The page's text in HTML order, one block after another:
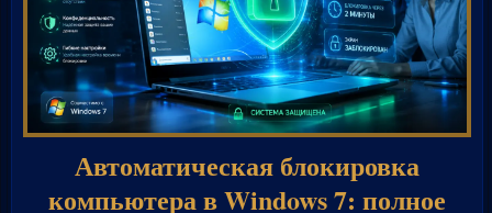
Автоматическая блокировка
компьютера в Windows 7: полное